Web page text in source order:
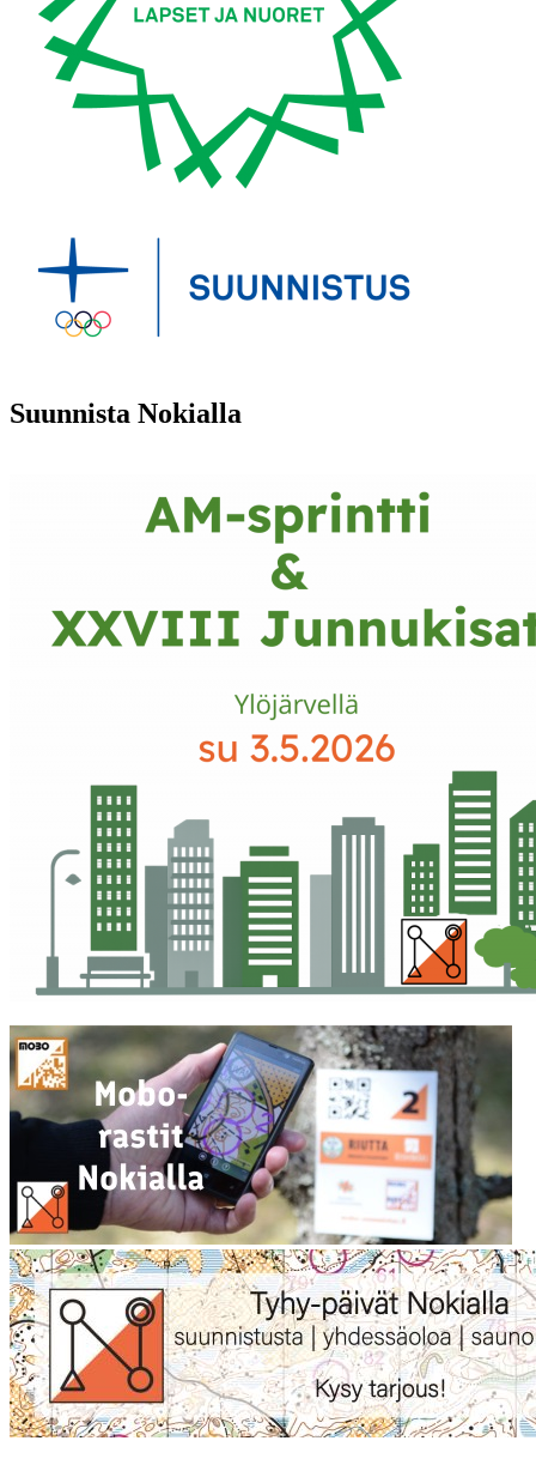
Suunnista Nokialla